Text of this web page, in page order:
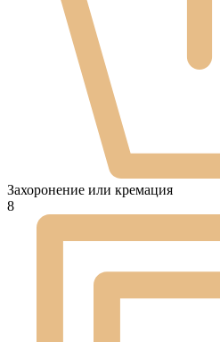
Захоронение или кремация
8